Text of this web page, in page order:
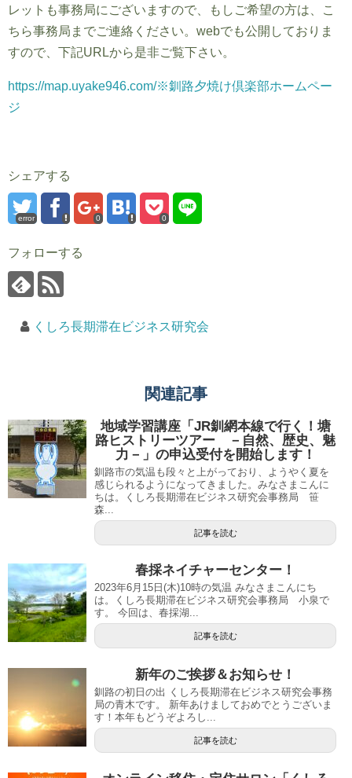
レットも事務局にございますので、もしご希望の方は、こ
ちら事務局までご連絡ください。webでも公開しておりま
すので、下記URLから是非ご覧下さい。
https://map.uyake946.com/※釧路夕焼け倶楽部ホームペー
ジ
シェアする
error 0 0
フォローする
くしろ長期滞在ビジネス研究会
関連記事
地域学習講座「JR釧網本線で行く！塘
路ヒストリーツアー －自然、歴史、魅
力－」の申込受付を開始します！
釧路市の気温も段々と上がっており、ようやく夏を
感じられるようになってきました。みなさまこんに
ちは。くしろ長期滞在ビジネス研究会事務局 笹
森...
記事を読む
春採ネイチャーセンター！
2023年6月15日(木)10時の気温 みなさまこんにち
は。くしろ長期滞在ビジネス研究会事務局 小泉で
す。 今回は、春採湖...
記事を読む
新年のご挨拶＆お知らせ！
釧路の初日の出 くしろ長期滞在ビジネス研究会事務
局の青木です。 新年あけましておめでとうございま
す！本年もどうぞよろし...
記事を読む